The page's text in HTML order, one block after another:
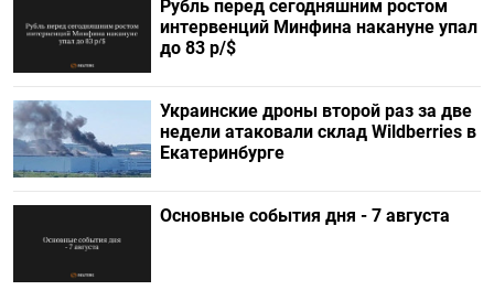
Рубль перед сегодняшним ростом
интервенций Минфина накануне упал
до 83 р/$
Украинские дроны второй раз за две
недели атаковали склад Wildberries в
Екатеринбурге
Основные события дня - 7 августа